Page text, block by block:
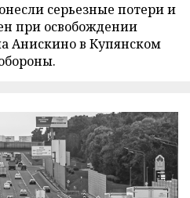
серьезные потери и
при освобождении
Анискино в Купянском